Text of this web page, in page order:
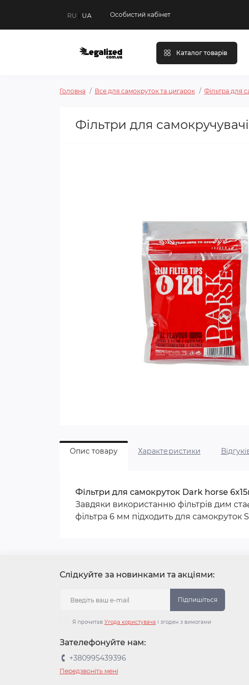
UA
RU Особистий кабінет
Каталог товарів
Головна Все для самокруток та цигарок Фільтра для
Фільтри для
Опис товару Характеристики
Фільтри для самокруток Dark horse
Завдяки використанню фільтрів дим
фільтра 6 мм підходить для самокруток
Слідкуйте за новинками та акціями:
Підпишіться
Я прочитав Угода користувача і згоден з вимогами
Зателефонуйте нам:
+380995439396
Передзвоніть мені